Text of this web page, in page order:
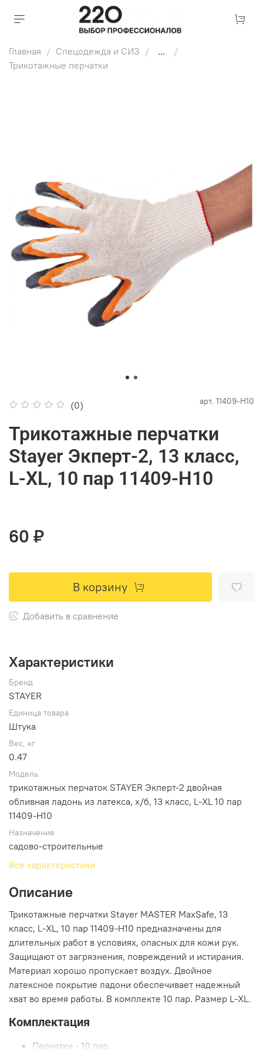
Главная Спецодежда и СИЗ
...
Трикотажные перчатки
(0) арт. 11409-H10
Трикотажные перчатки
Stayer Экперт-2, 13 класс,
L-XL, 10 пар 11409-H10
60 ₽
В корзину
Добавить в сравнение
Характеристики
Бренд
STAYER
Единица товара
Штука
Вес, кг
0.47
Модель
трикотажных перчаток STAYER Экперт-2 двойная
обливная ладонь из латекса, х/б, 13 класс, L-XL 10 пар
11409-H10
Назначение
садово-строительные
Все характеристики
Описание
Трикотажные перчатки Stayer МASTER MaxSafe, 13
класс, L-XL, 10 пар 11409-H10 предназначены для
длительных работ в условиях, опасных для кожи рук.
Защищают от загрязнения, повреждений и истирания.
Материал хорошо пропускает воздух. Двойное
латексное покрытие ладони обеспечивает надежный
хват во время работы. В комплекте 10 пар. Размер L-XL.
Комплектация
Перчатки - 10 пар.